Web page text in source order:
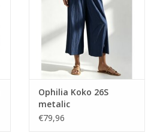
Ophilia Koko 26S
metalic
€79,96